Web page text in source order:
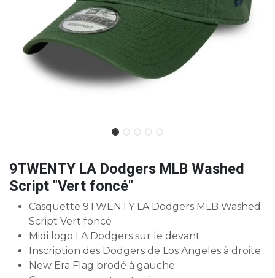
9TWENTY LA Dodgers MLB Washed
Script "Vert foncé"
Casquette 9TWENTY LA Dodgers MLB Washed
Script Vert foncé
Midi logo LA Dodgers sur le devant
Inscription des Dodgers de Los Angeles à droite
New Era Flag brodé à gauche